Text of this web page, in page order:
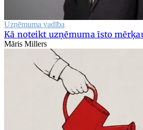
Uzņēmuma vadība
Kā noteikt uzņēmuma īsto
Māris Millers